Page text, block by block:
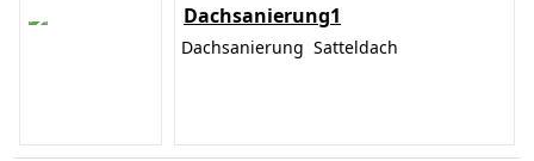
Dachsanierung1
Dachsanierung Satteldach